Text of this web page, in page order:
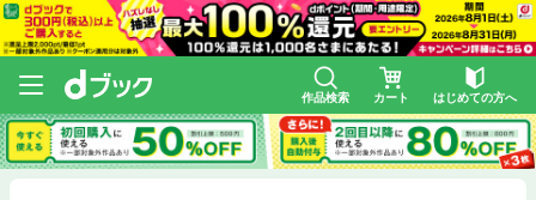
作品検索 カート はじめての方へ